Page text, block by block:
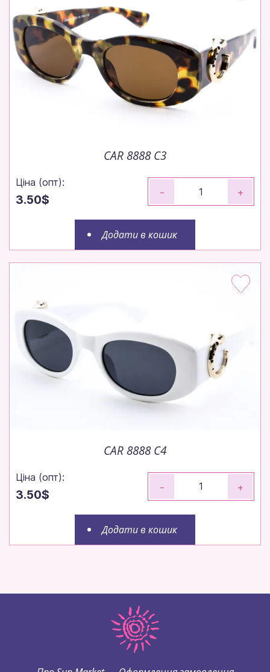
CAR 8888 C3
Ціна (опт):
3.50$
- +
Додати в кошик
CAR 8888 C4
Ціна (опт):
3.50$
- +
Додати в кошик